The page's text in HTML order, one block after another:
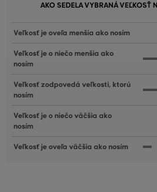
AKO SEDELA VYBRANÁ VEĽKOSŤ
Veľkosť je oveľa menšia ako nosím
Veľkosť je o niečo menšia ako
nosím
Veľkosť zodpovedá veľkosti, ktorú
nosím
Veľkosť je o niečo väčšia ako
nosím
Veľkosť je oveľa väčšia ako nosím